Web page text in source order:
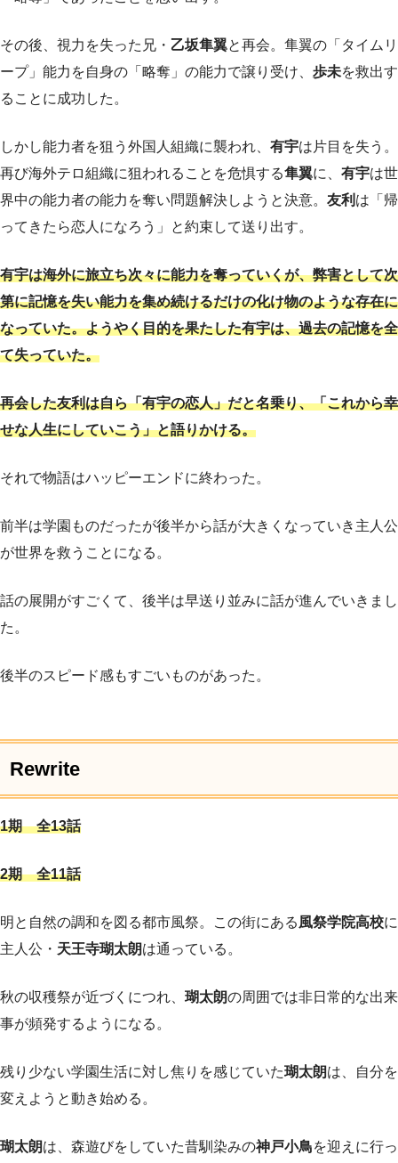
その後、視力を失った兄・ 乙坂隼翼と再会。隼翼の「タイムリ
ープ」能力を自身の「略奪」の能力で譲り受け、 歩未を救出す
ることに成功した。
しかし能力者を狙う外国人組織に襲われ、 有宇は片目を失う。
再び海外テロ組織に狙われることを危惧する隼翼に、 有宇は世
界中の能力者の能力を奪い問題解決しようと決意。 友利 は「帰
ってきたら恋人になろう」と約束して送り出す。
有宇は海外に旅立ち次々に能力を奪っていくが、弊害として次
第に記憶を失い能力を集め続けるだけの化け物のような存在に
なっていた。ようやく目的を果たした有宇は、過去の記憶を全
て失っていた。
再会した友利は自ら「有宇の恋人」だと名乗り、「これから幸
せな人生にしていこう」と語りかける。
それで物語はハッピーエンドに終わった。
前半は学園ものだったが後半から話が大きくなっていき主人公
が世界を救うことになる。
話の展開がすごくて、後半は早送り並みに話が進んでいきまし
た。
後半のスピード感もすごいものがあった。
Rewrite
1期 全13話
2期 全11話
明と自然の調和を図る都市風祭。この街にある風祭学院高校に
主人公・ 天王寺瑚太朗は通っている。
秋の収穫祭が近づくにつれ、 瑚太朗の周囲では非日常的な出来
事が頻発するようになる。
残り少ない学園生活に対し焦りを感じていた瑚太朗は、自分を
変えようと動き始める。
瑚太朗は、森遊びをしていた昔馴染みの神戸小鳥を迎えに行っ